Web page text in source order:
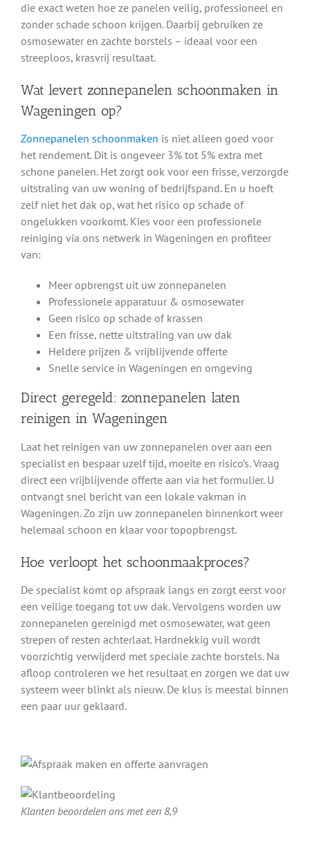
die exact weten hoe ze panelen veilig, professioneel en
zonder schade schoon krijgen. Daarbij gebruiken ze
osmosewater en zachte borstels – ideaal voor een
streeploos, krasvrij resultaat.
Wat levert zonnepanelen schoonmaken in
Wageningen op?
Zonnepanelen schoonmaken is niet alleen goed voor
het rendement. Dit is ongeveer 3% tot 5% extra met
schone panelen. Het zorgt ook voor een frisse, verzorgde
uitstraling van uw woning of bedrijfspand. En u hoeft
zelf niet het dak op, wat het risico op schade of
ongelukken voorkomt. Kies voor een professionele
reiniging via ons netwerk in Wageningen en profiteer
van:
Meer opbrengst uit uw zonnepanelen
Professionele apparatuur & osmosewater
Geen risico op schade of krassen
Een frisse, nette uitstraling van uw dak
Heldere prijzen & vrijblijvende offerte
Snelle service in Wageningen en omgeving
Direct geregeld: zonnepanelen laten
reinigen in Wageningen
Laat het reinigen van uw zonnepanelen over aan een
specialist en bespaar uzelf tijd, moeite en risico’s. Vraag
direct een vrijblijvende offerte aan via het formulier. U
ontvangt snel bericht van een lokale vakman in
Wageningen. Zo zijn uw zonnepanelen binnenkort weer
helemaal schoon en klaar voor topopbrengst.
Hoe verloopt het schoonmaakproces?
De specialist komt op afspraak langs en zorgt eerst voor
een veilige toegang tot uw dak. Vervolgens worden uw
zonnepanelen gereinigd met osmosewater, wat geen
strepen of resten achterlaat. Hardnekkig vuil wordt
voorzichtig verwijderd met speciale zachte borstels. Na
afloop controleren we het resultaat en zorgen we dat uw
systeem weer blinkt als nieuw. De klus is meestal binnen
een paar uur geklaard.
Klanten beoordelen ons met een 8,9